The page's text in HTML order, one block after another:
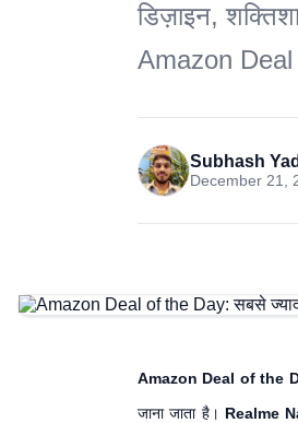
डिज़ाइन,
Amazon
Subhash
December 21,
Amazon Deal of the
जाना जाता है। Realme